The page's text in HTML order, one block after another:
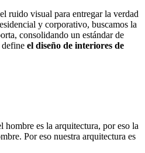
ruido visual para entregar la verdad
y corporativo, buscamos la
consolidando un estándar de
el diseño de interiores de
hombre es la arquitectura, por eso la
Por eso nuestra arquitectura es